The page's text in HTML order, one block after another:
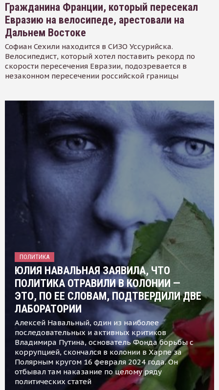
Гражданина Франции, который пересекал
Евразию на велосипеде, арестовали на
Дальнем Востоке
Софиан Сехили находится в СИЗО Уссурийска.
Велосипедист, который хотел поставить рекорд по
скорости пересечения Евразии, подозревается в
незаконном пересечении российской границы
ПОЛИТИКА
ЮЛИЯ НАВАЛЬНАЯ ЗАЯВИЛА, ЧТО
ПОЛИТИКА ОТРАВИЛИ В КОЛОНИИ —
ЭТО, ПО ЕЕ СЛОВАМ, ПОДТВЕРДИЛИ ДВЕ
ЛАБОРАТОРИИ
Алексей Навальный, один из наиболее
последовательных и активных критиков
Владимира Путина, основатель Фонда борьбы с
коррупцией, скончался в колонии в Харпе за
Полярным кругом 16 февраля 2024 года. Он
отбывал там наказание по целому ряду
политических статей